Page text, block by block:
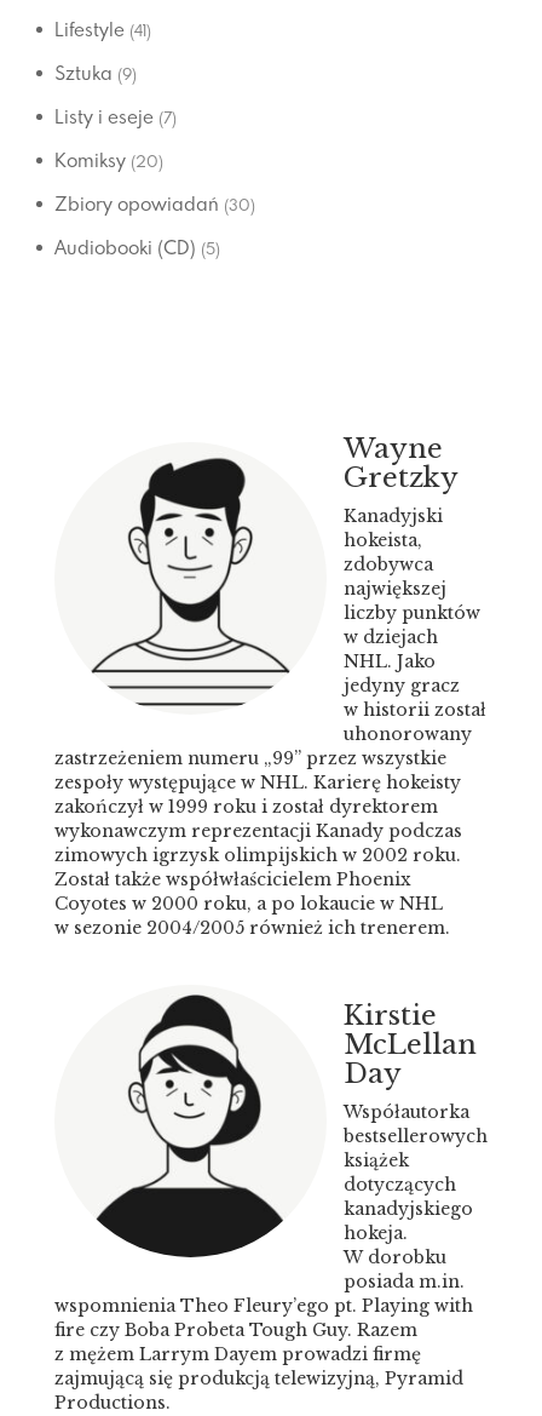
Lifestyle (41)
Sztuka (9)
Listy i eseje (7)
Komiksy (20)
Zbiory opowiadań (30)
Audiobooki (CD) (5)
Wayne
Gretzky
Kanadyjski
hokeista,
zdobywca
największej
liczby punktów
w dziejach
NHL. Jako
jedyny gracz
w historii został
uhonorowany
zastrzeżeniem numeru „99” przez wszystkie
zespoły występujące w NHL. Karierę hokeisty
zakończył w 1999 roku i został dyrektorem
wykonawczym reprezentacji Kanady podczas
zimowych igrzysk olimpijskich w 2002 roku.
Został także współwłaścicielem Phoenix
Coyotes w 2000 roku, a po lokaucie w NHL
w sezonie 2004/2005 również ich trenerem.
Kirstie
McLellan
Day
Współautorka
bestsellerowych
książek
dotyczących
kanadyjskiego
hokeja.
W dorobku
posiada m.in.
wspomnienia Theo Fleury’ego pt. Playing with
fire czy Boba Probeta Tough Guy. Razem
z mężem Larrym Dayem prowadzi firmę
zajmującą się produkcją telewizyjną, Pyramid
Productions.